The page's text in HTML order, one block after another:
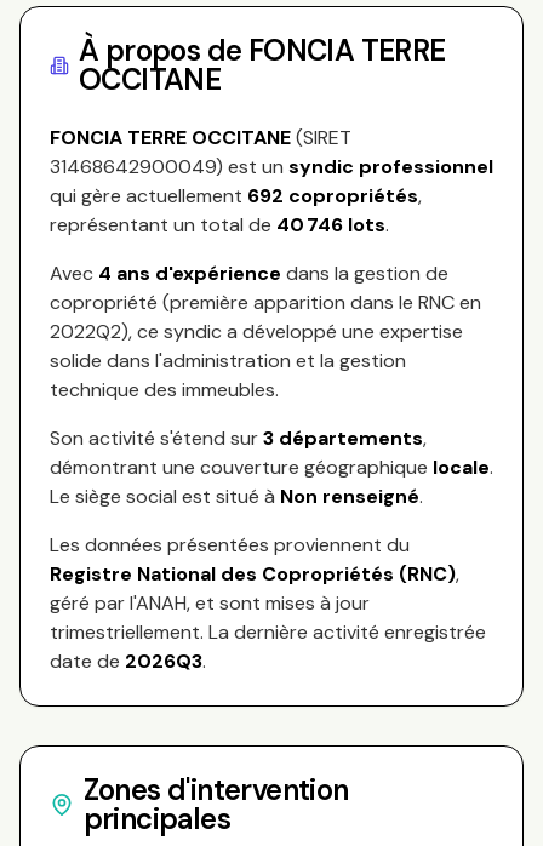
À propos de FONCIA TERRE
OCCITANE
FONCIA TERRE OCCITANE(SIRET
31468642900049) est un syndic professionnel
qui gère actuellement 692 copropriétés,
représentant un total de 40 746 lots.
Avec 4 ans d'expérience dans la gestion de
copropriété (première apparition dans le RNC en
2022Q2), ce syndic a développé une expertise
solide dans l'administration et la gestion
technique des immeubles.
Son activité s'étend sur3 départements,
démontrant une couverture géographique locale.
Le siège social est situé à Non renseigné.
Les données présentées proviennent du
Registre National des Copropriétés (RNC),
géré par l'ANAH, et sont mises à jour
trimestriellement. La dernière activité enregistrée
date de 2026Q3.
Zones d'intervention
principales